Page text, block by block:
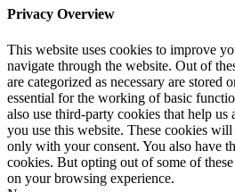
Privacy Overview
This website uses cookies to improve
navigate through the website. Out of
are categorized as necessary are stored
essential for the working of basic
also use third-party cookies that help us
you use this website. These cookies
only with your consent. You also have
cookies. But opting out of some of
on your browsing experience.